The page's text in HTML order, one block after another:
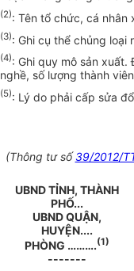
(2): Tên tổ chức, cá nhân
(3): Ghi cụ thể chủng loại
(4): Ghi quy mô sản
nghề, số lượng thành
(5): Lý do phải cấp sửa
(Thông tư số39/2012/
UBND TỈNH, THÀNH
PHỐ...
UBND QUẬN,
HUYỆN....
PHÒNG ……….(1)
-------